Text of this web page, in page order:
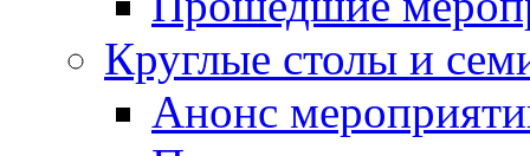
Круглые столы и
Анонс